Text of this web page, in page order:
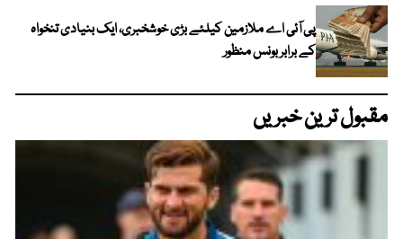
پی آئی اے ملازمین کیلئے بڑی خوشخبری، ایک بنیادی تنخواہ
کے برابر بونس منظور
مقبول ترین خبریں